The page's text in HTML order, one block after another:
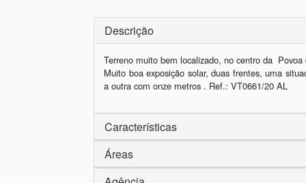
Descrição
Terreno muito bem localizado, no centro da
Muito boa exposição solar, duas frentes, uma
a outra com onze metros . Ref.: VT0661/20 AL
Características
Áreas